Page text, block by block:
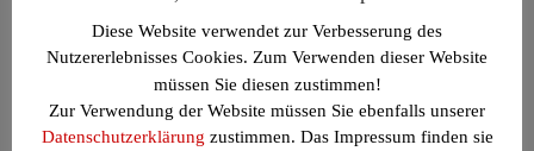
Diese Website verwendet zur Verbesserung des
Nutzererlebnisses Cookies. Zum Verwenden dieser Website
müssen Sie diesen zustimmen!
Zur Verwendung der Website müssen Sie ebenfalls unserer
Datenschutzerklärung zustimmen. Das Impressum finden sie